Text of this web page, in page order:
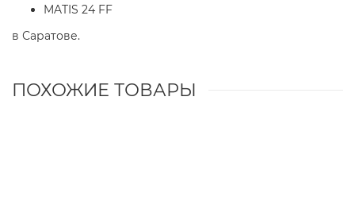
MATIS 24 FF
в Саратове.
ПОХОЖИЕ ТОВАРЫ